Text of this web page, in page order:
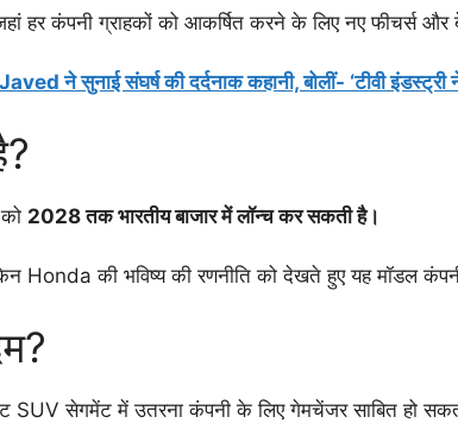
हर कंपनी ग्राहकों को आकर्षित करने के लिए नए फीचर्स
ने सुनाई संघर्ष की दर्दनाक कहानी, बोलीं- ‘टीवी इंडस्ट्री ने
2028 तक भारतीय बाजार में लॉन्च कर सकती है।
Honda की भविष्य की रणनीति को देखते हुए यह मॉडल
SUV सेगमेंट में उतरना कंपनी के लिए गेमचेंजर साबित हो